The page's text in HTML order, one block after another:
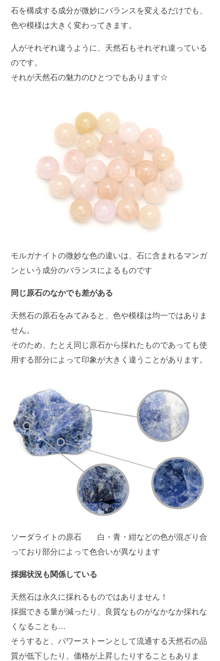
石を構成する成分が微妙にバランスを変えるだけでも、
色や模様は大きく変わってきます。
人がそれぞれ違うように、天然石もそれぞれ違っている
のです。
それが天然石の魅力のひとつでもあります☆
モルガナイトの微妙な色の違いは、石に含まれるマンガ
ンという成分のバランスによるものです
同じ原石のなかでも差がある
天然石の原石をみてみると、色や模様は均一ではありま
せん。
そのため、たとえ同じ原石から採れたものであっても使
用する部分によって印象が大きく違うことがあります。
ソーダライトの原石 白・青・紺などの色が混ざり合
っており部分によって色合いが異なります
採掘状況も関係している
天然石は永久に採れるものではありません！
採掘できる量が減ったり、良質なものがなかなか採れな
くなることも…
そうすると、パワーストーンとして流通する天然石の品
質が低下したり、価格が上昇したりすることもありま